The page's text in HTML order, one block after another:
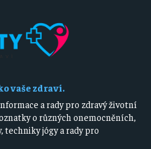
vaše zdraví.
a rady pro zdravý životní
o různých onemocněních,
jógy a rady pro